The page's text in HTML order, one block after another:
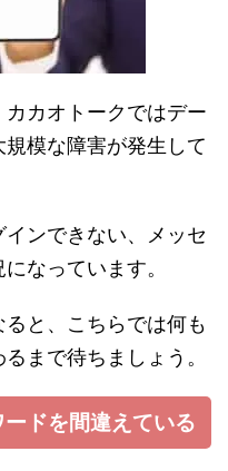
カオトークではデー
模な障害が発生して
ンできない、メッセ
なっています。
と、こちらでは何も
まで待ちましょう。
ドを間違えている